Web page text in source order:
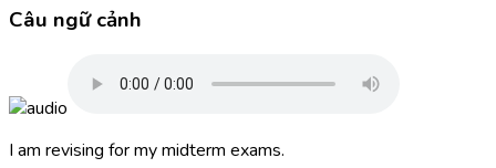
Câu ngữ cảnh
I am revising for my midterm exams.